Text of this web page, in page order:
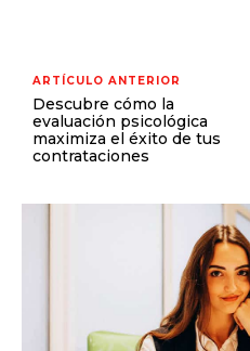
ARTÍCULO ANTERIOR
Descubre cómo la
evaluación psicológica
maximiza el éxito de tus
contrataciones